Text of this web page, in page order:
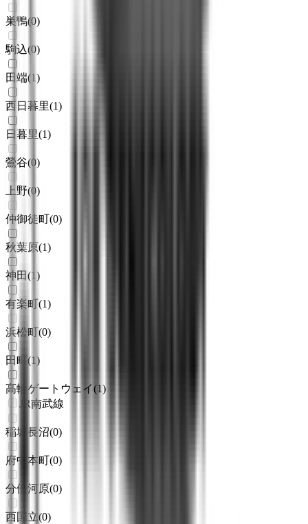
巣鴨(0)
駒込(0)
田端(1)
西日暮里(1)
日暮里(1)
鶯谷(0)
上野(0)
仲御徒町(0)
秋葉原(1)
神田(1)
有楽町(1)
浜松町(0)
田町 (1)
高輪ゲートウェイ(1)
JR南武線
稲城長沼(0)
府中本町(0)
分倍河原(0)
西国立(0)